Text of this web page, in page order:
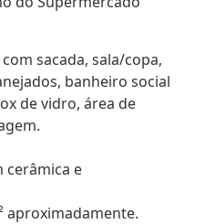
sacada, sala/copa,
banheiro social
de vidro, área de
cerâmica e
aproximadamente.